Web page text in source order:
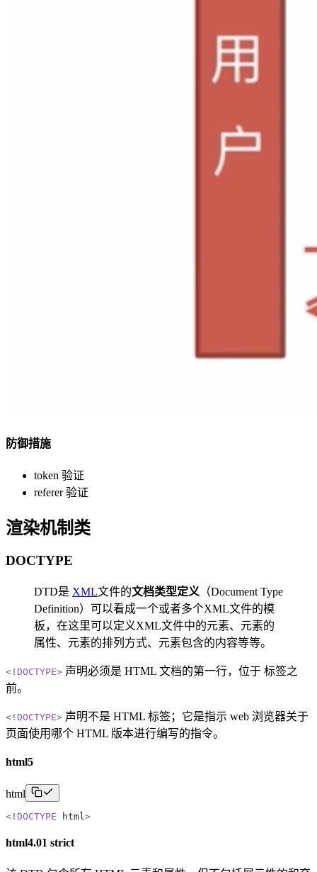
防御措施
token 验证
referer 验证
渲染机制类
DOCTYPE
DTD是 XML文件的文档类型定义 （Document Type
Definition）可以看成一个或者多个XML文件的模
板，在这里可以定义XML文件中的元素、元素的
属性、元素的排列方式、元素包含的内容等等。
< ! DOCTYPE> 声明必须是 HTML 文档的第一行，位于 标签之
前。
< ! DOCTYPE> 声明不是 HTML 标签；它是指示 web 浏览器关于
页面使用哪个 HTML 版本进行编写的指令。
html5
html
< ! DOCTYPE html >
html4.01 strict